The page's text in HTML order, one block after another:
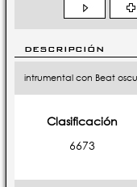
DESCRIPCIÓN
intrumental con Beat
Clasificación
6673